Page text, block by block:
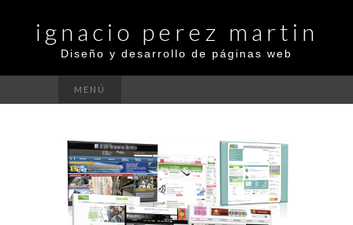
ignacio perez martin
Diseño y desarrollo de páginas web
MENÚ